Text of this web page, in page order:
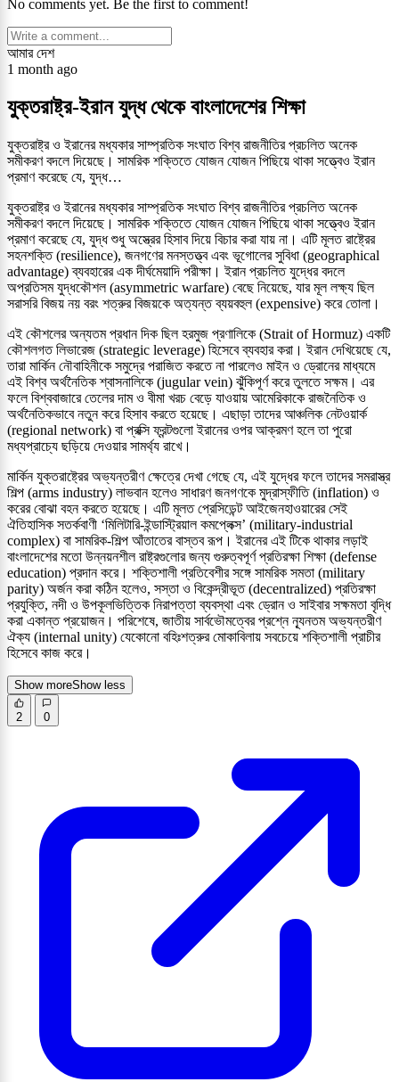
No comments yet. Be the first to comment!
আমার দেশ
1 month ago
যুক্তরাষ্ট্র-ইরান যুদ্ধ থেকে বাংলাদেশের শিক্ষা
যুক্তরাষ্ট্র ও ইরানের মধ্যকার সাম্প্রতিক সংঘাত বিশ্ব রাজনীতির প্রচলিত অনেক
সমীকরণ বদলে দিয়েছে। সামরিক শক্তিতে যোজন যোজন পিছিয়ে থাকা সত্ত্বেও ইরান
প্রমাণ করেছে যে, যুদ্ধ…
যুক্তরাষ্ট্র ও ইরানের মধ্যকার সাম্প্রতিক সংঘাত বিশ্ব রাজনীতির প্রচলিত অনেক
সমীকরণ বদলে দিয়েছে। সামরিক শক্তিতে যোজন যোজন পিছিয়ে থাকা সত্ত্বেও ইরান
প্রমাণ করেছে যে, যুদ্ধ শুধু অস্ত্রের হিসাব দিয়ে বিচার করা যায় না। এটি মূলত রাষ্ট্রের
সহনশক্তি (resilience), জনগণের মনস্তত্ত্ব এবং ভূগোলের সুবিধা (geographical
advantage) ব্যবহারের এক দীর্ঘমেয়াদি পরীক্ষা। ইরান প্রচলিত যুদ্ধের বদলে
অপ্রতিসম যুদ্ধকৌশল (asymmetric warfare) বেছে নিয়েছে, যার মূল লক্ষ্য ছিল
সরাসরি বিজয় নয় বরং শত্রুর বিজয়কে অত্যন্ত ব্যয়বহুল (expensive) করে তোলা।
এই কৌশলের অন্যতম প্রধান দিক ছিল হরমুজ প্রণালিকে (Strait of Hormuz) একটি
কৌশলগত লিভারেজ (strategic leverage) হিসেবে ব্যবহার করা। ইরান দেখিয়েছে যে,
তারা মার্কিন নৌবাহিনীকে সমুদ্রে পরাজিত করতে না পারলেও মাইন ও ড্রোনের মাধ্যমে
এই বিশ্ব অর্থনৈতিক শ্বাসনালিকে (jugular vein) ঝুঁকিপূর্ণ করে তুলতে সক্ষম। এর
ফলে বিশ্ববাজারে তেলের দাম ও বীমা খরচ বেড়ে যাওয়ায় আমেরিকাকে রাজনৈতিক ও
অর্থনৈতিকভাবে নতুন করে হিসাব করতে হয়েছে। এছাড়া তাদের আঞ্চলিক নেটওয়ার্ক
(regional network) বা প্রক্সি ফ্রন্টগুলো ইরানের ওপর আক্রমণ হলে তা পুরো
মধ্যপ্রাচ্যে ছড়িয়ে দেওয়ার সামর্থ্য রাখে।
মার্কিন যুক্তরাষ্ট্রের অভ্যন্তরীণ ক্ষেত্রে দেখা গেছে যে, এই যুদ্ধের ফলে তাদের সমরাস্ত্র
শিল্প (arms industry) লাভবান হলেও সাধারণ জনগণকে মুদ্রাস্ফীতি (inflation) ও
করের বোঝা বহন করতে হয়েছে। এটি মূলত প্রেসিডেন্ট আইজেনহাওয়ারের সেই
ঐতিহাসিক সতর্কবাণী ‘মিলিটারি-ইন্ডাস্ট্রিয়াল কমপ্লেক্স’ (military-industrial
complex) বা সামরিক-শিল্প আঁতাতের বাস্তব রূপ। ইরানের এই টিকে থাকার লড়াই
বাংলাদেশের মতো উন্নয়নশীল রাষ্ট্রগুলোর জন্য গুরুত্বপূর্ণ প্রতিরক্ষা শিক্ষা (defense
education) প্রদান করে। শক্তিশালী প্রতিবেশীর সঙ্গে সামরিক সমতা (military
parity) অর্জন করা কঠিন হলেও, সস্তা ও বিকেন্দ্রীভূত (decentralized) প্রতিরক্ষা
প্রযুক্তি, নদী ও উপকূলভিত্তিক নিরাপত্তা ব্যবস্থা এবং ড্রোন ও সাইবার সক্ষমতা বৃদ্ধি
করা একান্ত প্রয়োজন। পরিশেষে, জাতীয় সার্বভৌমত্বের প্রশ্নে ন্যূনতম অভ্যন্তরীণ
ঐক্য (internal unity) যেকোনো বহিঃশত্রুর মোকাবিলায় সবচেয়ে শক্তিশালী প্রাচীর
হিসেবে কাজ করে।
Show moreShow less
2 0